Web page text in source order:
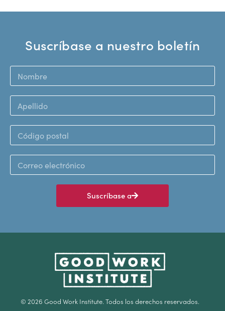
Suscríbase a nuestro boletín
Suscríbase a
© 2026 Good Work Institute. Todos los derechos reservados.